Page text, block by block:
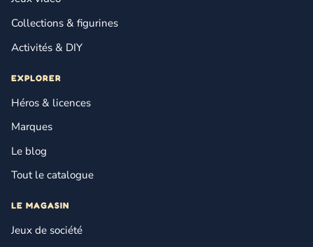
Collections & figurines
Activités & DIY
EXPLORER
Héros & licences
Marques
Le blog
Tout le catalogue
LE MAGASIN
Jeux de société